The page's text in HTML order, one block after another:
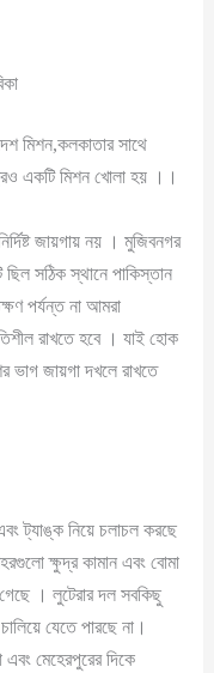
মিশন,কলকাতার সাথে
একটি মিশন খোলা হয় ।।
জায়গায় নয় । মুজিবনগর
সঠিক স্থানে পাকিস্তান
পর্যন্ত না আমরা
রাখতে হবে । যাই হোক
ভাগ জায়গা দখলে রাখতে
ট্যাঙ্ক নিয়ে চলাচল করছে
ক্ষুদ্র কামান এবং বোমা
গেছে । লুটেরার দল সবকিছু
যেতে পারছে না।
এবং মেহেরপুরের দিকে